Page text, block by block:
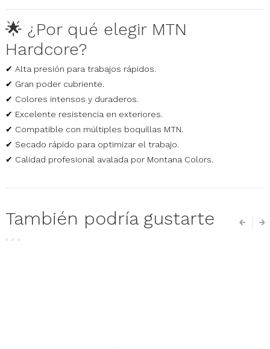
🌟 ¿Por qué elegir MTN
Hardcore?
✔ Alta presión para trabajos rápidos.
✔ Gran poder cubriente.
✔ Colores intensos y duraderos.
✔ Excelente resistencia en exteriores.
✔ Compatible con múltiples boquillas MTN.
✔ Secado rápido para optimizar el trabajo.
✔ Calidad profesional avalada por Montana Colors.
También podría gustarte